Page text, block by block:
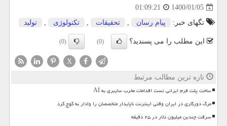
1400/01/05
01:09:21
تگهای خبر:
پیام رسان , تحقیقات , تكنولوژی , تولید
این مطلب را می پسندید؟ (0)
(0)
X
تازه ترین مطالب مرتبط
ساخت پلت فرم ایرانی تست اقدامات مخرب سایبری به AI
مرگ دورکاری در ایران وقتی اینترنت ناپایدار متخصصان را وادار به کوچ کرد
سرقت چندین میلیون دلار در ۲۵ دقیقه